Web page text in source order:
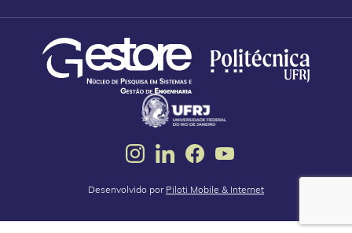
Desenvolvido por Piloti Mobile & Internet